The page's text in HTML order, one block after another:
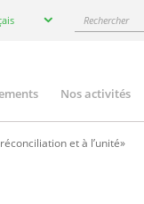
Rechercher
Nos activités
et à l’unité»